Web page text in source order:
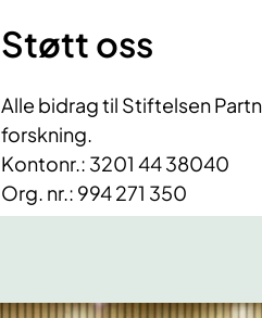
Støtt oss
Alle bidrag til ​Stiftelsen
forskning.
Kontonr.: 3201 44 38040
Org. nr.: 994 271 350